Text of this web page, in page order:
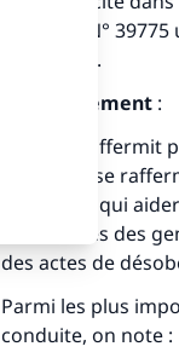
question N°
de pardon.
Deuxièmement :
La foi se raffermit
voir sa foi se
à Allah. Ce qui
assemblées des
des actes de
Parmi les plus
conduite, on note :